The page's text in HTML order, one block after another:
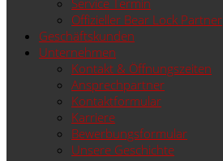
Service Termin
Offizieller Bear Lock Partner
Geschäftskunden
Unternehmen
Kontakt & Öffnungszeiten
Ansprechpartner
Kontaktformular
Karriere
Bewerbungsformular
Unsere Geschichte